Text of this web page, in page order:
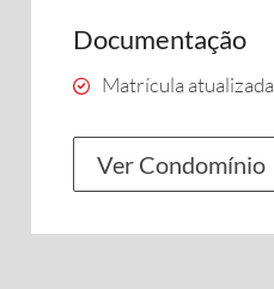
Documentação
Matrícula atualizada
Ver Condomínio